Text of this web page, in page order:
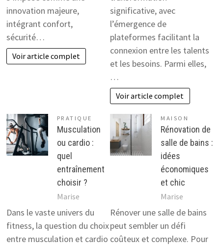
innovation majeure,
intégrant confort,
sécurité…
Voir article complet
significative, avec
l’émergence de
plateformes facilitant la
connexion entre les talents
et les besoins. Parmi elles,
…
Voir article complet
PRATIQUE
Musculation
ou cardio :
quel
entraînement
choisir ?
Marise
Dans le vaste univers du
fitness, la question du choix
entre musculation et cardio
MAISON
Rénovation de
salle de bains :
idées
économiques
et chic
Marise
Rénover une salle de bains
peut sembler un défi
coûteux et complexe. Pour